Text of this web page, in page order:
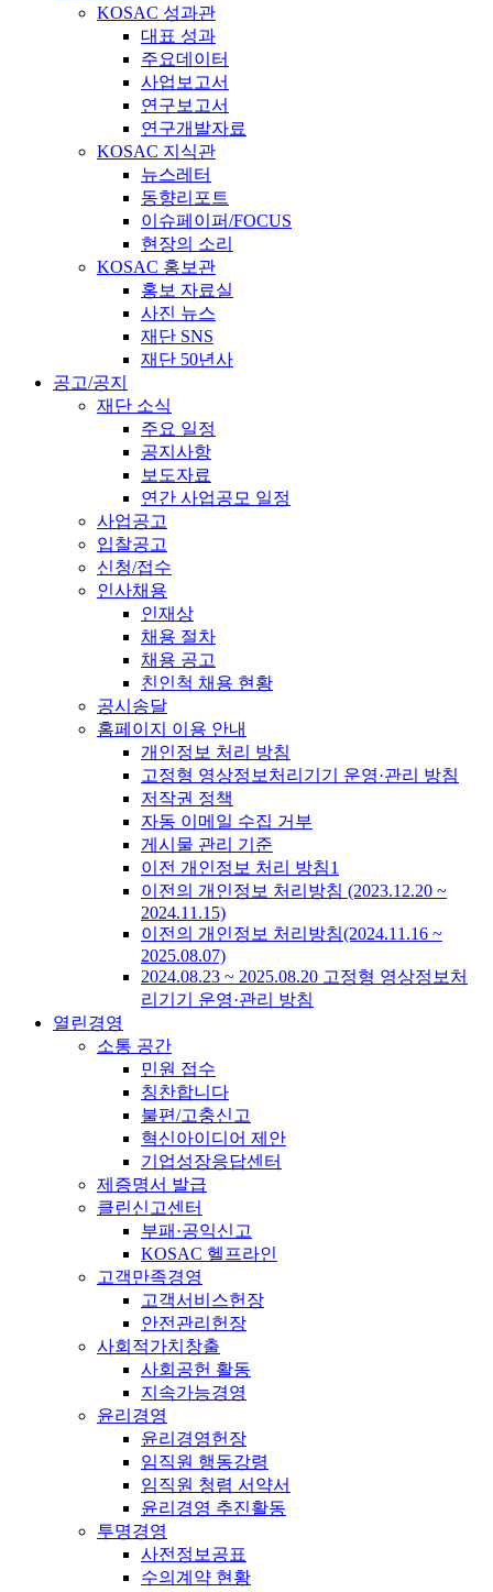
KOSAC 성과관
대표 성과
주요데이터
사업보고서
연구보고서
연구개발자료
KOSAC 지식관
뉴스레터
동향리포트
이슈페이퍼/FOCUS
현장의 소리
KOSAC 홍보관
홍보 자료실
사진 뉴스
재단 SNS
재단 50년사
공고/공지
재단 소식
주요 일정
공지사항
보도자료
연간 사업공모 일정
사업공고
입찰공고
신청/접수
인사채용
인재상
채용 절차
채용 공고
친인척 채용 현황
공시송달
홈페이지 이용 안내
개인정보 처리 방침
고정형 영상정보처리기기 운영·관리 방침
저작권 정책
자동 이메일 수집 거부
게시물 관리 기준
이전 개인정보 처리 방침1
이전의 개인정보 처리방침 (2023.12.20 ~
2024.11.15)
이전의 개인정보 처리방침(2024.11.16 ~
2025.08.07)
2024.08.23 ~ 2025.08.20 고정형 영상정보처
리기기 운영·관리 방침
열린경영
소통 공간
민원 접수
칭찬합니다
불편/고충신고
혁신아이디어 제안
기업성장응답센터
제증명서 발급
클린신고센터
부패·공익신고
KOSAC 헬프라인
고객만족경영
고객서비스헌장
안전관리헌장
사회적가치창출
사회공헌 활동
지속가능경영
윤리경영
윤리경영헌장
임직원 행동강령
임직원 청렴 서약서
윤리경영 추진활동
투명경영
사전정보공표
수의계약 현황